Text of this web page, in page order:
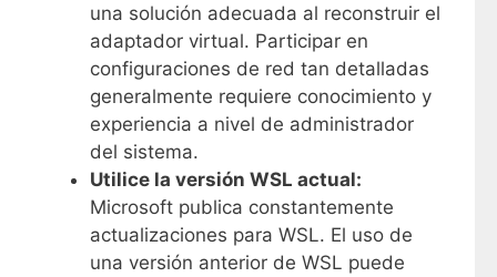
una solución adecuada al reconstruir el
adaptador virtual. Participar en
configuraciones de red tan detalladas
generalmente requiere conocimiento y
experiencia a nivel de administrador
del sistema.
Utilice la versión WSL actual:
Microsoft publica constantemente
actualizaciones para WSL. El uso de
una versión anterior de WSL puede